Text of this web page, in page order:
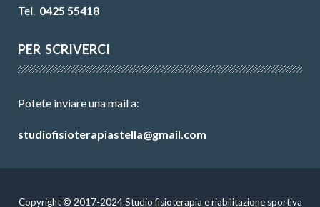
Tel. 0425 55418
PER SCRIVERCI
Potete inviare una mail a:
studiofisioterapiastella@gmail.com
Copyright © 2017-2024 Studio fisioterapia e riabilitazione sportiva